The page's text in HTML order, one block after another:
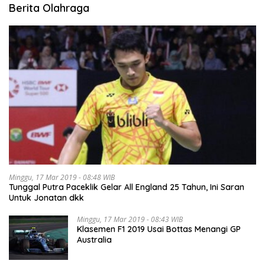
Berita Olahraga
Minggu, 17 Mar 2019 - 08:48 WIB
Tunggal Putra Paceklik Gelar All England 25 Tahun, Ini Saran
Untuk Jonatan dkk
Minggu, 17 Mar 2019 - 08:43 WIB
Klasemen F1 2019 Usai Bottas Menangi GP
Australia